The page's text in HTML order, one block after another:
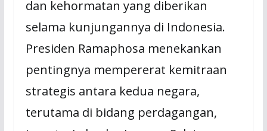
dan kehormatan yang diberikan
selama kunjungannya di Indonesia.
Presiden Ramaphosa menekankan
pentingnya mempererat kemitraan
strategis antara kedua negara,
terutama di bidang perdagangan,